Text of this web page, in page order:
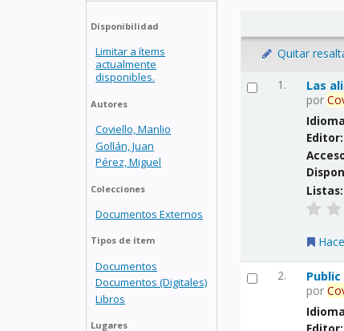
Disponibilidad
Limitar a ítems
actualmente
disponibles.
Autores
Coviello, Manlio
Gollán, Juan
Pérez, Miguel
Colecciones
Documentos Externos
Tipos de ítem
Documentos
Documentos (Digitales)
Libros
Lugares
Quitar
1. Las
por
Listas:
2.
por